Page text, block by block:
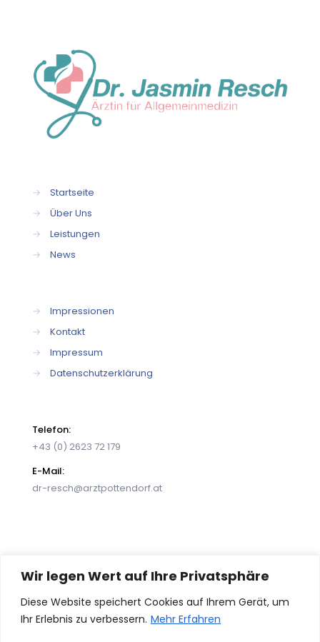
Wir legen Wert auf Ihre Privatsphäre
Diese Website speichert Cookies auf Ihrem Gerät, um
Ihr Erlebnis zu verbessern. Mehr Erfahren
→
Startseite
→
Über Uns
→
Leistungen
→
News
→
Impressionen
→
Kontakt
→
Impressum
→
Datenschutzerklärung
Telefon:
+43 (0) 2623 72 179
E-Mail:
dr-resch@arztpottendorf.at
© 2026 Dr. Jasmin Resch – Ihre Ordination in
Pottendorf. Alle Rechte vorbehalten. Powered by